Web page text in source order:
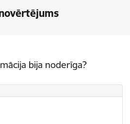
bija noderīga?
noderīga?